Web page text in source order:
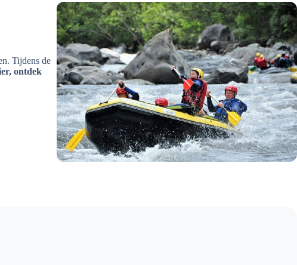
Tijdens de
ontdek